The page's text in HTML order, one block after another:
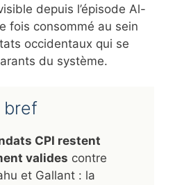
depuis l’épisode Al-
fois consommé au sein
occidentaux qui se
du système.
bref
CPI restent
valides contre
et Gallant : la